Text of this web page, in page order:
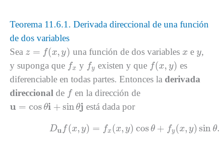
Teorema 11.6.1. Derivada direccional de una función
de dos variables
Sea z = f(x, y)
x,y una función de dos variables x
x e y
y,
y suponga que fx
fx y fy
fy existen y que f(x, y)
f(x
es
diferenciable en todas partes. Entonces la derivada
direccional de f
f en la dirección de
u = cos θi + sinθj
u= cosθi+sin j está dada por
Du f (x, y) = fx (x, y) cos θ + fy (x, y) sin θ.
(11.6.2) Du ,y ) ( cos +f y y) sin θ.